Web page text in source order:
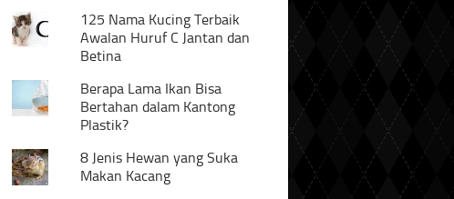
125 Nama Kucing Terbaik
Awalan Huruf C Jantan dan
Betina
Berapa Lama Ikan Bisa
Bertahan dalam Kantong
Plastik?
8 Jenis Hewan yang Suka
Makan Kacang